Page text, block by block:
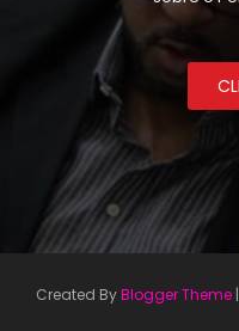
Created ByBlogger Theme|